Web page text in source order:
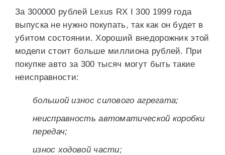
За 300000 рублей Lexus RX I 300 1999 года
выпуска не нужно покупать, так как он будет в
убитом состоянии. Хороший внедорожник этой
модели стоит больше миллиона рублей. При
покупке авто за 300 тысяч могут быть такие
неисправности:
большой износ силового агрегата;
неисправность автоматической коробки
передач;
износ ходовой части;